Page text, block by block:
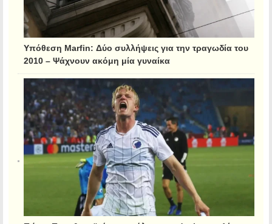
Υπόθεση Marfin: Δύο συλλήψεις για την τραγωδία του
2010 – Ψάχνουν ακόμη μία γυναίκα